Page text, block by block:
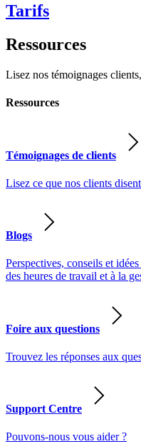
Tarifs
Ressources
Lisez nos témoignages
Ressources
Témoignages de clients
Lisez ce que nos clients
Blogs
Perspectives, conseils et
des heures de travail et à la
Foire aux questions
Trouvez les réponses aux
Support Centre
Pouvons-nous vous aider ?